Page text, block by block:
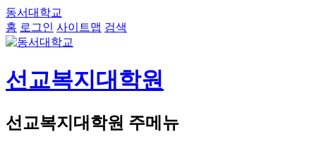
동서대학교
홈 로그인 사이트맵 검색
선교복지대학원
선교복지대학원 주메뉴